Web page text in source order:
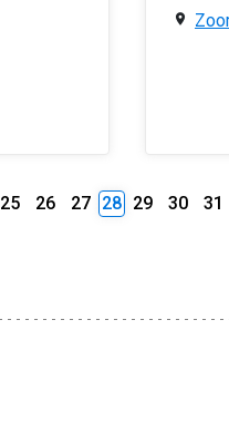
25 26 27 28 29 30 31